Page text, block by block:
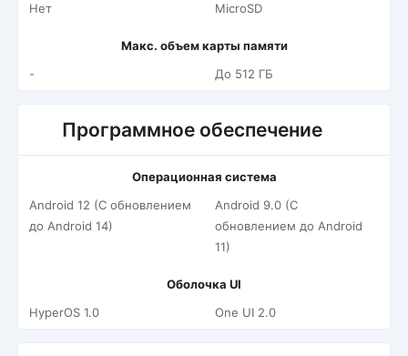
Нет MicroSD
Макс. объем карты памяти
-
До 512 ГБ
Программное обеспечение
Операционная система
Android 12 (С обновлением
до Android 14)
Android 9.0 (С
обновлением до Android
11)
Оболочка UI
HyperOS 1.0
One UI 2.0